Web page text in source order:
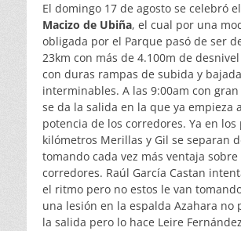
El domingo 17 de agosto se celebró el
Macizo de Ubiña, el cual por una
obligada por el Parque pasó de ser
23km con más de 4.100m de
con duras rampas de subida y
interminables. A las 9:00am con
se da la salida en la que ya empieza
potencia de los corredores. Ya en los
kilómetros Merillas y Gil se separan
tomando cada vez más ventaja
corredores. Raúl García Castan
el ritmo pero no estos le van
una lesión en la espalda Azahara no
la salida pero lo hace Leire